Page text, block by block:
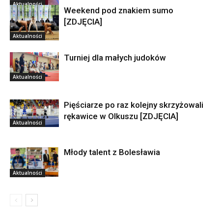
Aktualności
Aktualności
Weekend pod znakiem sumo
[ZDJĘCIA]
Aktualności
Turniej dla małych judoków
Aktualności
Pięściarze po raz kolejny skrzyżowali
rękawice w Olkuszu [ZDJĘCIA]
Aktualności
Młody talent z Bolesławia